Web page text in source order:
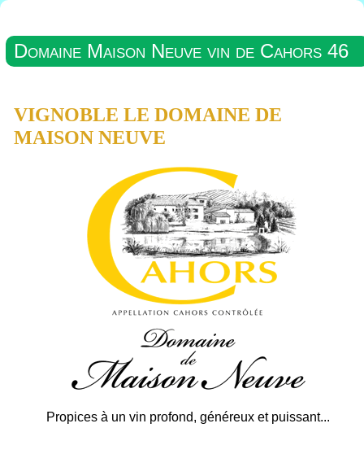
Domaine Maison Neuve vin de Cahors 46
VIGNOBLE LE DOMAINE DE
MAISON NEUVE
Propices à un vin profond, généreux et puissant...